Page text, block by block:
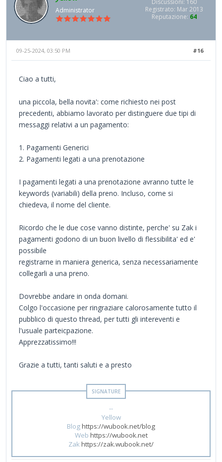
Administrator
Registrato: Mar 2013
Reputazione: 64
#16
09-25-2024, 03:50 PM
Ciao a tutti,
una piccola, bella novita': come richiesto nei post
precedenti, abbiamo lavorato per distinguere due tipi di
messaggi relativi a un pagamento:
1. Pagamenti Generici
2. Pagamenti legati a una prenotazione
I pagamenti legati a una prenotazione avranno tutte le
keywords (variabili) della preno. Incluso, come si
chiedeva, il nome del cliente.
Ricordo che le due cose vanno distinte, perche' su Zak i
pagamenti godono di un buon livello di flessibilita' ed e'
possibile
registrarne in maniera generica, senza necessariamente
collegarli a una preno.
Dovrebbe andare in onda domani.
Colgo l'occasione per ringraziare calorosamente tutto il
pubblico di questo thread, per tutti gli intereventi e
l'usuale parteicpazione.
Apprezzatissimo!!!
Grazie a tutti, tanti saluti e a presto
--
Yellow
Bloghttps://wubook.net/blog
Web https://wubook.net
Zakhttps://zak.wubook.net/